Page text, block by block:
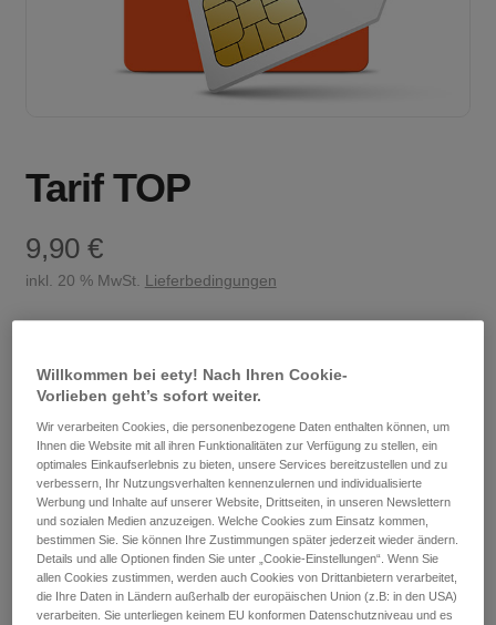
Tarif TOP
9,90 €
inkl. 20 % MwSt. Lieferbedingungen
Keine Servicepauschale.
Einfache Rufnummernmitnahme.
Kein Aktivierungsentgelt.
Roamingfähig.
Mit SIM-Karte
Willkommen bei eety! Nach Ihren Cookie-
Vorlieben geht’s sofort weiter.
Wir verarbeiten Cookies, die personenbezogene Daten enthalten können, um
Ihnen die Website mit all ihren Funktionalitäten zur Verfügung zu stellen, ein
optimales Einkaufserlebnis zu bieten, unsere Services bereitzustellen und zu
verbessern, Ihr Nutzungsverhalten kennenzulernen und individualisierte
Werbung und Inhalte auf unserer Website, Drittseiten, in unseren Newslettern
und sozialen Medien anzuzeigen. Welche Cookies zum Einsatz kommen,
bestimmen Sie. Sie können Ihre Zustimmungen später jederzeit wieder ändern.
Details und alle Optionen finden Sie unter „Cookie-Einstellungen“. Wenn Sie
allen Cookies zustimmen, werden auch Cookies von Drittanbietern verarbeitet,
die Ihre Daten in Ländern außerhalb der europäischen Union (z.B: in den USA)
verarbeiten. Sie unterliegen keinem EU konformen Datenschutzniveau und es